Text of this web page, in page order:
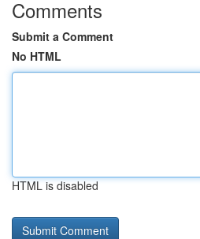
Comments
Submit a Comment
No HTML
HTML is disabled